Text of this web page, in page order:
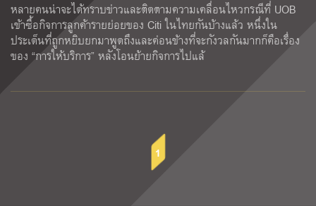
หลายคนน่าจะได้ทราบข่าวและติดตามความเคลื่อนไหวกรณีที่ UOB
เข้าซื้อกิจการลูกค้ารายย่อยของ Citi ในไทยกันบ้างแล้ว หนึ่งใน
ประเด็นที่ถูกหยิบยกมาพูดถึงและค่อนข้างที่จะกังวลกันมากก็คือเรื่อง
ของ “การให้บริการ” หลังโอนย้ายกิจการไปแล้
1